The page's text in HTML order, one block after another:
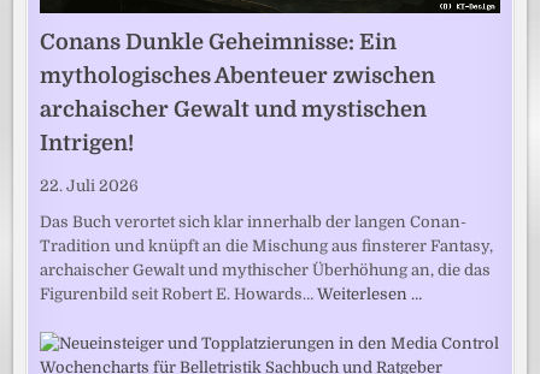
Conans Dunkle Geheimnisse: Ein
mythologisches Abenteuer zwischen
archaischer Gewalt und mystischen
Intrigen!
22. Juli 2026
Das Buch verortet sich klar innerhalb der langen Conan-
Tradition und knüpft an die Mischung aus finsterer Fantasy,
archaischer Gewalt und mythischer Überhöhung an, die das
Figurenbild seit Robert E. Howards…Weiterlesen …